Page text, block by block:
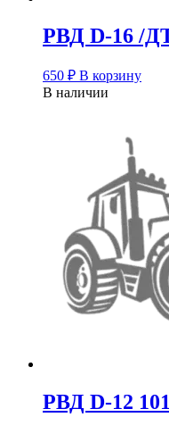
РВД D-16 /
650 ₽ В корзину
В наличии
РВД D-12